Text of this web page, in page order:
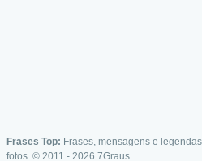
Frases Top: Frases, mensagens e
fotos. © 2011 - 2026 7Graus